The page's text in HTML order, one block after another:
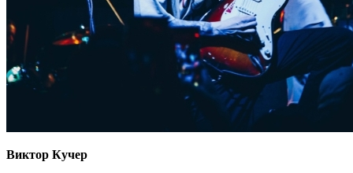
Виктор Кучер